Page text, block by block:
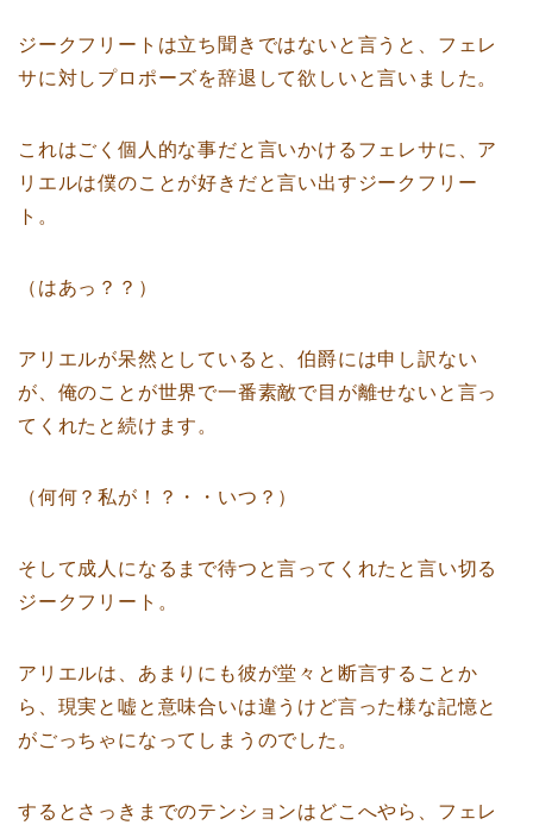
ジークフリートは立ち聞きではないと言うと、フェレ
サに対しプロポーズを辞退して欲しいと言いました。
これはごく個人的な事だと言いかけるフェレサに、ア
リエルは僕のことが好きだと言い出すジークフリー
ト。
（はあっ？？）
アリエルが呆然としていると、伯爵には申し訳ない
が、俺のことが世界で一番素敵で目が離せないと言っ
てくれたと続けます。
（何何？私が！？・・いつ？）
そして成人になるまで待つと言ってくれたと言い切る
ジークフリート。
アリエルは、あまりにも彼が堂々と断言することか
ら、現実と嘘と意味合いは違うけど言った様な記憶と
がごっちゃになってしまうのでした。
するとさっきまでのテンションはどこへやら、フェレ